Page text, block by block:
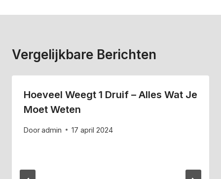
Vergelijkbare Berichten
Hoeveel Weegt 1 Druif – Alles Wat Je
Moet Weten
Dooradmin 17 april 2024